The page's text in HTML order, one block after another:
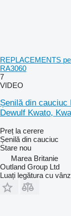
REPLACEMENTS
RA3060
7
VIDEO
Șenilă din cauciuc
Dewulf Kwato,
Preț la cerere
Șenilă din cauciuc
Stare nou
Marea Britanie
Outland Group Ltd
Luați legătura cu